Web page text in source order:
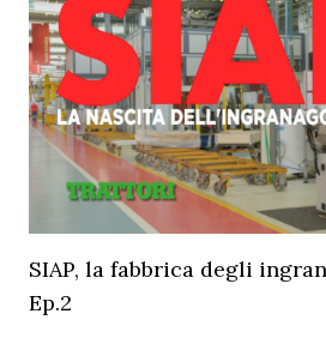
SIAP, la fabbrica degli
Ep.2